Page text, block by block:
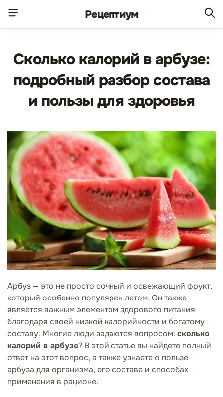
Рецептиум
Сколько калорий в арбузе:
подробный разбор состава
и пользы для здоровья
Арбуз — это не просто сочный и освежающий фрукт,
который особенно популярен летом. Он также
является важным элементом здорового питания
благодаря своей низкой калорийности и богатому
составу. Многие люди задаются вопросом: сколько
калорий в арбузе? В этой статье вы найдете полный
ответ на этот вопрос, а также узнаете о пользе
арбуза для организма, его составе и способах
применения в рационе.